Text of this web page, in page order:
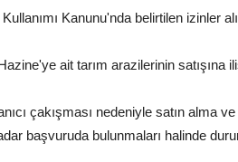
Kanunu'nda belirtilen izinler
ait tarım arazilerinin satışına
çakışması nedeniyle satın alma
başvuruda bulunmaları halinde